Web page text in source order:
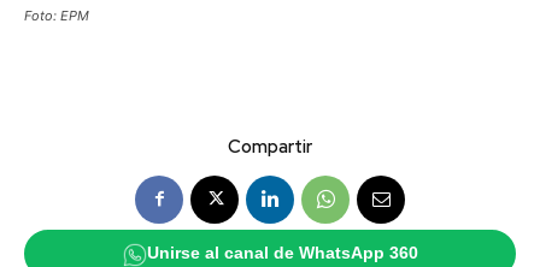
Foto: EPM
Compartir
Unirse al canal de WhatsApp 360